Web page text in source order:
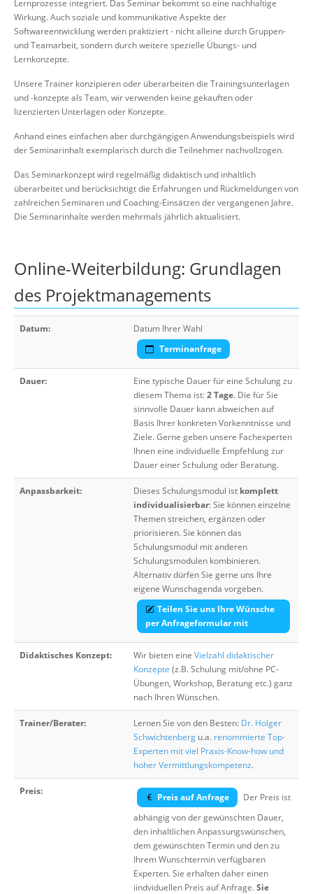
Lernprozesse integriert. Das Seminar bekommt so eine nachhaltige
Wirkung. Auch soziale und kommunikative Aspekte der
Softwareentwicklung werden praktiziert - nicht alleine durch Gruppen-
und Teamarbeit, sondern durch weitere spezielle Übungs- und
Lernkonzepte.
Unsere Trainer konzipieren oder überarbeiten die Trainingsunterlagen
und -konzepte als Team, wir verwenden keine gekauften oder
lizenzierten Unterlagen oder Konzepte.
Anhand eines einfachen aber durchgängigen Anwendungsbeispiels wird
der Seminarinhalt exemplarisch durch die Teilnehmer nachvollzogen.
Das Seminarkonzept wird regelmäßig didaktisch und inhaltlich
überarbeitet und berücksichtigt die Erfahrungen und Rückmeldungen von
zahlreichen Seminaren und Coaching-Einsätzen der vergangenen Jahre.
Die Seminarinhalte werden mehrmals jährlich aktualisiert.
Online-Weiterbildung: Grundlagen
des Projektmanagements
Datum:
Datum Ihrer Wahl
Terminanfrage
Dauer:
Eine typische Dauer für eine Schulung zu
diesem Thema ist:2 Tage. Die für Sie
sinnvolle Dauer kann abweichen auf
Basis Ihrer konkreten Vorkenntnisse und
Ziele. Gerne geben unsere Fachexperten
Ihnen eine individuelle Empfehlung zur
Dauer einer Schulung oder Beratung.
Anpassbarkeit: Dieses Schulungsmodul ist komplett
individualisierbar: Sie können einzelne
Themen streichen, ergänzen oder
priorisieren. Sie können das
Schulungsmodul mit anderen
Schulungsmodulen kombinieren.
Alternativ dürfen Sie gerne uns Ihre
eigene Wunschagenda vorgeben.
Teilen Sie uns Ihre Wünsche
per Anfrageformular mit
Didaktisches Konzept: Wir bieten eine Vielzahl didaktischer
Konzepte (z.B. Schulung mit/ohne PC-
Übungen, Workshop, Beratung etc.) ganz
nach Ihren Wünschen.
Trainer/Berater: Lernen Sie von den Besten: Dr. Holger
Schwichtenberg u.a. renommierte Top-
Experten mit viel Praxis-Know-how und
hoher Vermittlungskompetenz.
Preis:
Preis auf Anfrage
Der Preis ist
abhängig von der gewünschten Dauer,
den inhaltlichen Anpassungswünschen,
dem gewünschten Termin und den zu
Ihrem Wunschtermin verfügbaren
Experten. Sie erhalten daher einen
iindviduellen Preis auf Anfrage.Sie